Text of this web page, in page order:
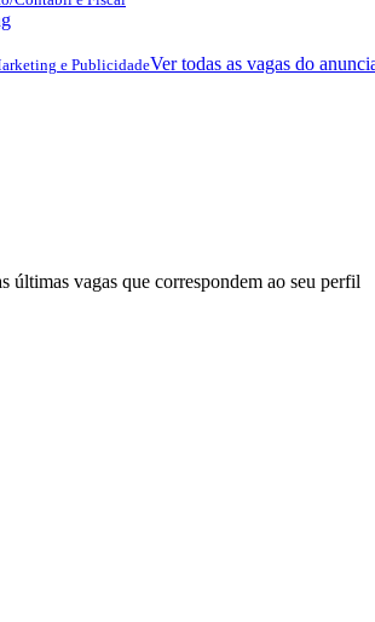
e PublicidadeVer todas as vagas do
últimas vagas que correspondem ao seu perfil